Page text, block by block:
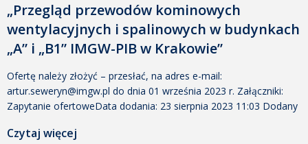
„Przegląd przewodów kominowych
wentylacyjnych i spalinowych w budynkach
„A” i „B1” IMGW-PIB w Krakowie”
Ofertę należy złożyć – przesłać, na adres e-mail:
artur.seweryn@imgw.pl do dnia 01 września 2023 r. Załączniki:
Zapytanie ofertoweData dodania: 23 sierpnia 2023 11:03 Dodany
Formularz ofertowyData dodania: 23 sierpnia 2023 11:00 Dodany
Czytaj więcej